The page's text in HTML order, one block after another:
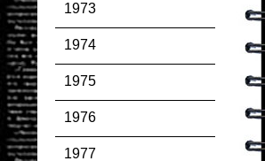
1973
1974
1975
1976
1977